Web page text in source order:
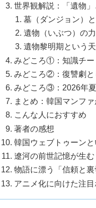
世界観解説：「遺物
墓（ダンジョン）
遺物（いぶつ）の
遺物黎明期という
みどころ①：知識チ
みどころ②：復讐劇と
みどころ③：2026年
まとめ：韓国マンフ
こんな人におすすめ
著者の感想
韓国ウェブトゥーン
遼河の前世記憶が生
物語に漂う「信頼と
アニメ化に向けた注